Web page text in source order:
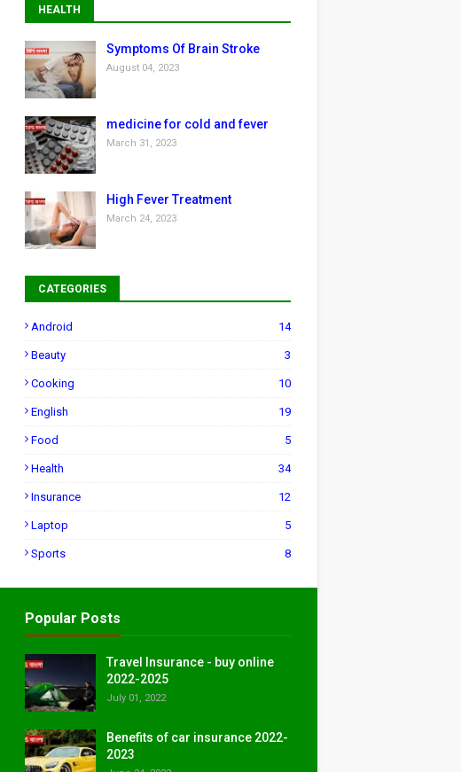
HEALTH
Symptoms Of Brain Stroke
August 04, 2023
medicine for cold and fever
March 31, 2023
High Fever Treatment
March 24, 2023
CATEGORIES
Android 14
Beauty 3
Cooking 10
English 19
Food 5
Health 34
Insurance 12
Laptop 5
Sports 8
Popular Posts
Travel Insurance - buy online
2022-2025
July 01, 2022
Benefits of car insurance 2022-
2023